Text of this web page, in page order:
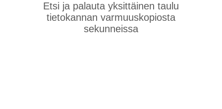
Etsi ja palauta yksittäinen taulu
tietokannan varmuuskopiosta
sekunneissa